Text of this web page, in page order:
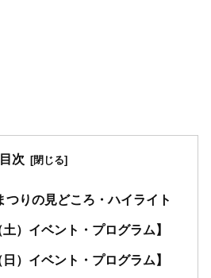
目次
つりの見どころ・ハイライト
土）イベント・プログラム】
日）イベント・プログラム】